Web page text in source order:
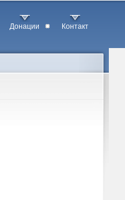
Донации Контакт